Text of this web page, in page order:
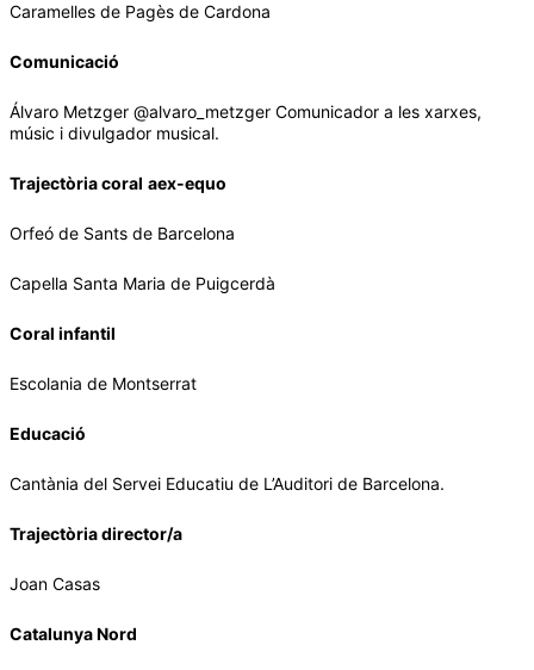
⁠Caramelles de Pagès de Cardona
Comunicació
⁠Álvaro Metzger @alvaro_metzger Comunicador a les xarxes,
músic i divulgador musical.
Trajectòria coral aex-equo
Orfeó de Sants de Barcelona
⁠Capella Santa Maria de Puigcerdà
Coral infantil
⁠Escolania de Montserrat
Educació
Cantània del Servei Educatiu de L’Auditori de Barcelona.
Trajectòria director/a
Joan Casas
Catalunya Nord